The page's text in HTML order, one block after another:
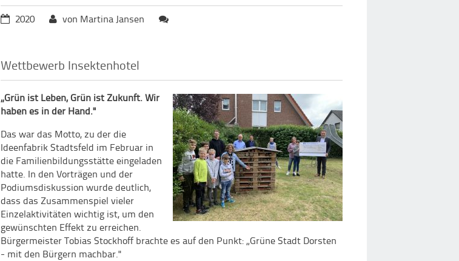
2020 von Martina Jansen
Wettbewerb Insektenhotel
„Grün ist Leben, Grün ist Zukunft. Wir
haben es in der Hand."
Das war das Motto, zu der die
Ideenfabrik Stadtsfeld im Februar in
die Familienbildungsstätte eingeladen
hatte. In den Vorträgen und der
Podiumsdiskussion wurde deutlich,
dass das Zusammenspiel vieler
Einzelaktivitäten wichtig ist, um den
gewünschten Effekt zu erreichen.
Bürgermeister Tobias Stockhoff brachte es auf den Punkt: „Grüne Stadt Dorsten
- mit den Bürgern machbar."